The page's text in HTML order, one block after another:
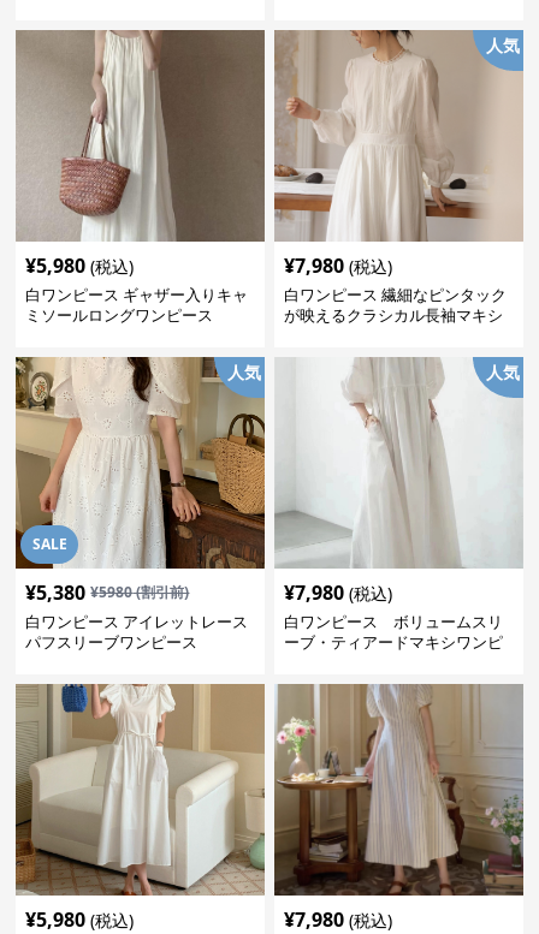
¥5,980 (税込)
白ワンピース ギャザー入りキャ
ミソールロングワンピース
人気
¥7,980 (税込)
白ワンピース 繊細なピンタック
が映えるクラシカル長袖マキシ
SALE
人気
¥5,380 ¥5980(割引前)
白ワンピース アイレットレース
パフスリーブワンピース
人気
¥7,980 (税込)
白ワンピース ボリュームスリ
ーブ・ティアードマキシワンピ
¥5,980 (税込) ¥7,980 (税込)